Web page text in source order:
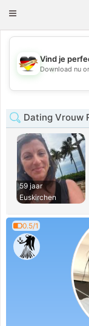
Toggle
💖
Vind je
Download nu
Dating Vrouw
59 jaar
Euskirchen
0.5/1